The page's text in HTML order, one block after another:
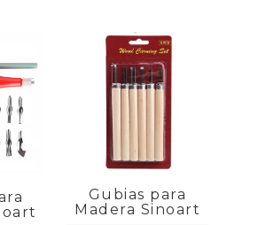
Gubias para
Madera Sinoart